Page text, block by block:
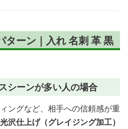
ターン｜入れ 名刺 革 黒
シーンが多い人の場合
ングなど、相手への信頼感が重
沢仕上げ（グレイジング加工）